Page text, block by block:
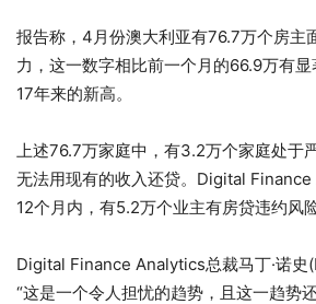
报告称，4月份澳大利亚有76.7万个房主
力，这一数字相比前一个月的66.9万有
17年来的新高。
上述76.7万家庭中，有3.2万个家庭处于
无法用现有的收入还贷。Digital
12个月内，有5.2万个业主有房贷违约风险
Digital Finance Analytics总裁马丁·诺史
“这是一个令人担忧的趋势，且这一趋势